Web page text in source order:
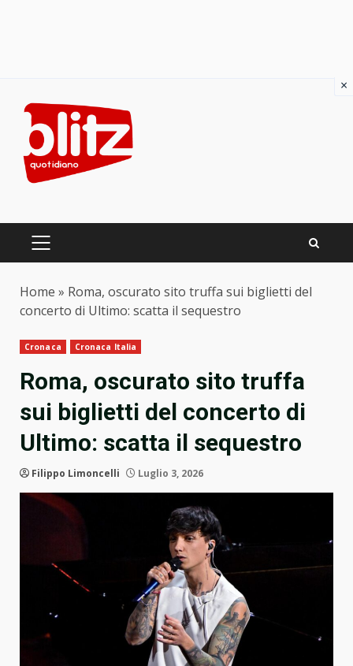
content
PRIMARY
Home » Roma, oscurato sito truffa sui biglietti del
concerto di Ultimo: scatta il sequestro
Cronaca Cronaca Italia
Roma, oscurato sito truffa
sui biglietti del concerto di
Ultimo: scatta il sequestro
Filippo Limoncelli Luglio 3, 2026
×